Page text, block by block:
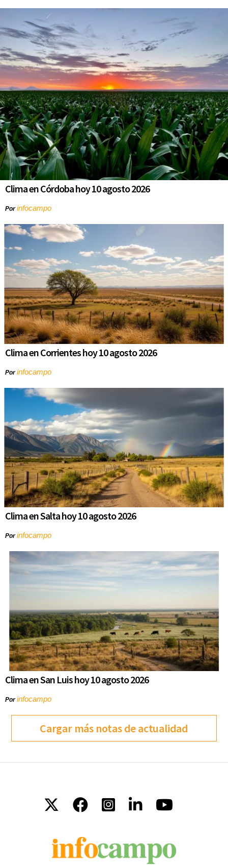
Clima en Córdoba hoy 10 agosto 2026
Porinfocampo
Clima en Corrientes hoy 10 agosto 2026
Porinfocampo
Clima en Salta hoy 10 agosto 2026
Porinfocampo
Clima en San Luis hoy 10 agosto 2026
Porinfocampo
Cargar más notas de actualidad